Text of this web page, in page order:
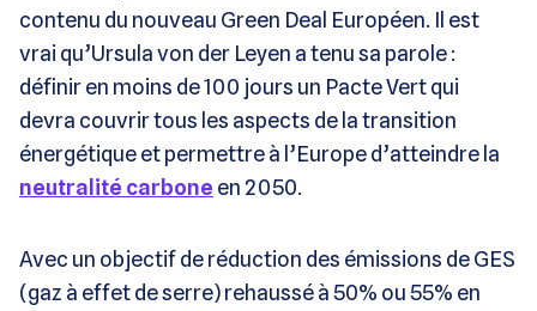
contenu du nouveau Green Deal Européen. Il est
vrai qu’Ursula von der Leyen a tenu sa parole :
définir en moins de 100 jours un Pacte Vert qui
devra couvrir tous les aspects de la transition
énergétique et permettre à l’Europe d’atteindre la
neutralité carbone en 2050.
Avec un objectif de réduction des émissions de GES
(gaz à effet de serre) rehaussé à 50% ou 55% en